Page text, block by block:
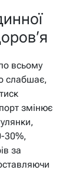
всьому
слабшає,
змінює
30%,
за